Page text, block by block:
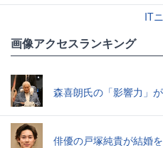
IT
画像アクセスランキング
森喜朗氏の「影響力」
俳優の戸塚純貴が結婚